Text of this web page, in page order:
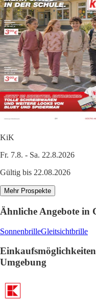
KiK
Fr. 7.8. - Sa. 22.8.2026
Gültig bis 22.08.2026
Mehr Prospekte
Ähnliche Angebote in
SonnenbrilleGleitsichtbrille
Umgebung